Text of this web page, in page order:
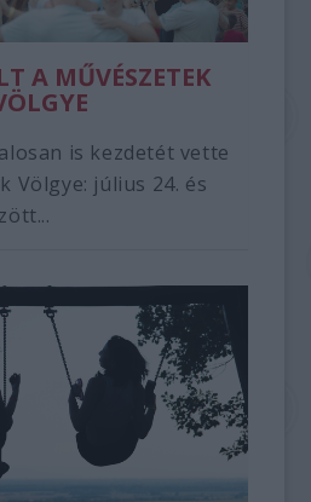
A MŰVÉSZETEK
is kezdetét vette
Völgye: július 24. és